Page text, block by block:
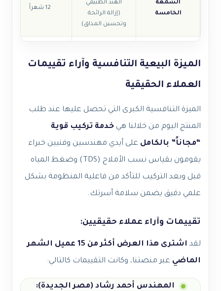
الشمعة
الخامسة
الهند الطبيعي
(إزالة الرائحة
وتحسين المذاق)
12 شهراً
الشمعة
السادسة
والصخور الطبيعية
(إعادة المعادن
12 شهراً
السابعة
الحمراء (تنشيط
خلايا جزيئات الماء
الميزة البيعية التنافسية وآراء تقييمات
العملاء الحقيقية
الميزة التنافسية الكبرى التي تحصل عليها عند طلب
المنتج اليوم من خلالنا هي خدمة تركيب قوية
“مجاناً” بالكامل على أيدي مهندسين وفنيين خبراء
يقومون بقياس نسب الأملاح (TDS) وضغط المياه
قبل وبعد التركيب للتأكد من فاعلية المنظومة بشكل
علمي دقيق يضمن سلامة أسرتك.
تقييمات وآراء عملاء حقيقيين:
لقد
اشترى هذا العرض أكثر من 15 عميل الشهر
الماضي عبر منصتنا، وكانت التقييمات كالتالي:
المهندس أحمد رشاد (مصر الجديدة):